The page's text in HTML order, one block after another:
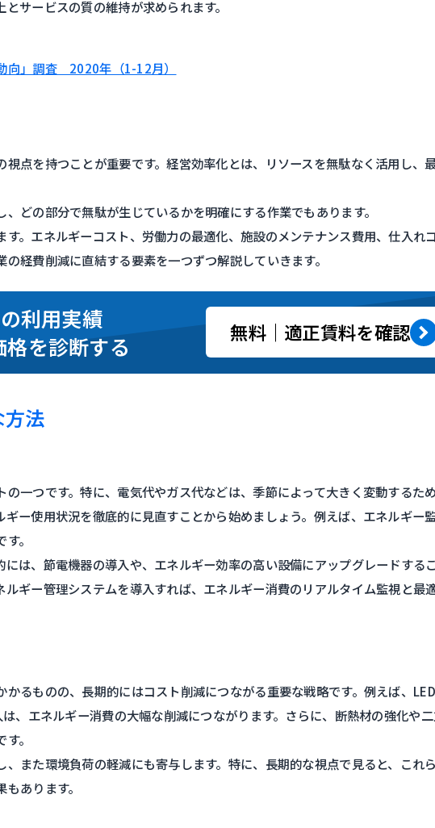
サービスの質の維持が求められます。
向」調査 2020年（1-12月）
点を持つことが重要です。経営効率化とは、リソースを無駄なく活用し、
どの部分で無駄が生じているかを明確にする作業でもあります。
。エネルギーコスト、労働力の最適化、施設のメンテナンス費用、仕入れコ
経費削減に直結する要素を一つずつ解説していきます。
利用実績
を診断する
無料｜適正賃料を確認
法
一つです。特に、電気代やガス代などは、季節によって大きく変動するた
ー使用状況を徹底的に見直すことから始めましょう。例えば、エネルギー
。
は、節電機器の導入や、エネルギー効率の高い設備にアップグレードするこ
ギー管理システムを導入すれば、エネルギー消費のリアルタイム監視と最
るものの、長期的にはコスト削減につながる重要な戦略です。例えば、
、エネルギー消費の大幅な削減につながります。さらに、断熱材の強化や
。
また環境負荷の軽減にも寄与します。特に、長期的な視点で見ると、これ
あります。